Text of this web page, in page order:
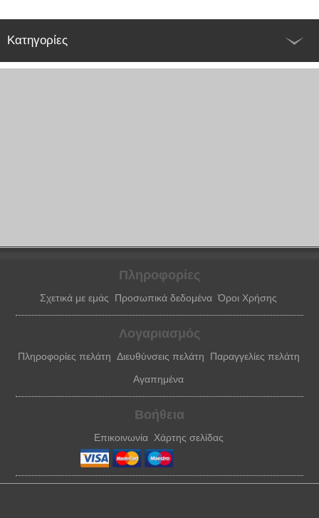
Κατηγορίες
Πληροφορίες
Σχετικά με εμάς Προσωπικά δεδομένα Όροι Χρήσης
Λογαριασμός
Πληροφορίες πελάτη Διευθύνσεις πελάτη
Παραγγελίες πελάτη
Αγαπημένα
Βοήθεια
Επικοινωνία Χάρτης σελίδας